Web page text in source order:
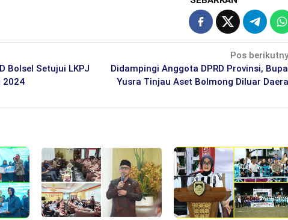
Bolsel Setujui LKPJ
2024
Pos
Didampingi Anggota DPRD Provinsi,
Yusra Tinjau Aset Bolmong Diluar